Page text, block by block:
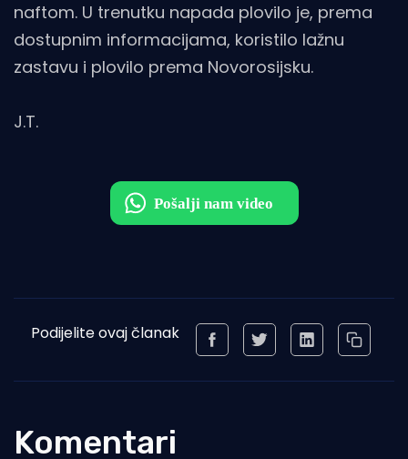
naftom. U trenutku napada plovilo je, prema
dostupnim informacijama, koristilo lažnu
zastavu i plovilo prema Novorosijsku.
J.T.
Podijelite ovaj članak
Komentari